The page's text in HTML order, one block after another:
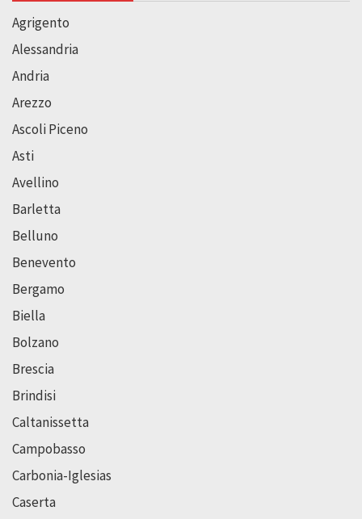
Agrigento
Alessandria
Andria
Arezzo
Ascoli Piceno
Asti
Avellino
Barletta
Belluno
Benevento
Bergamo
Biella
Bolzano
Brescia
Brindisi
Caltanissetta
Campobasso
Carbonia-Iglesias
Caserta